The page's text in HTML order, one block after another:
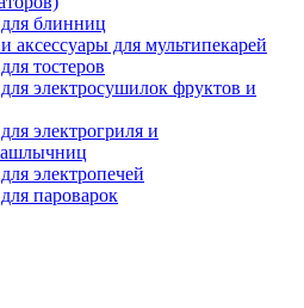
блинниц
аксессуары для мультипекарей
тостеров
электросушилок фруктов и
электрогриля и
электропечей
пароварок